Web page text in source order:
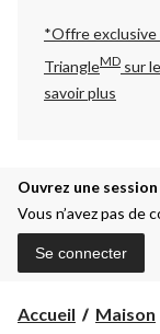
*Offre exclusive
TriangleMD sur
savoir plus
Ouvrez une
Vous n’avez pas de
Se connecter
Accueil Maison